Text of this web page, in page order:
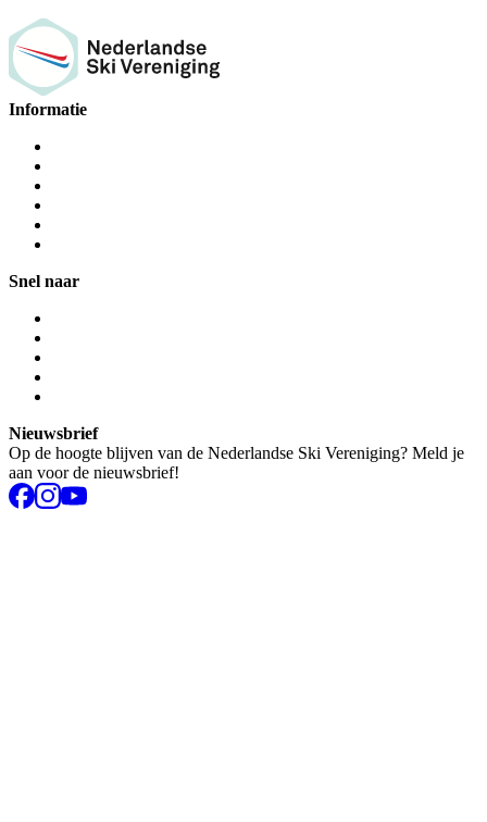
Informatie
Snel naar
Nieuwsbrief
Op de hoogte blijven van de Nederlandse Ski Vereniging? Meld je
aan voor de nieuwsbrief!